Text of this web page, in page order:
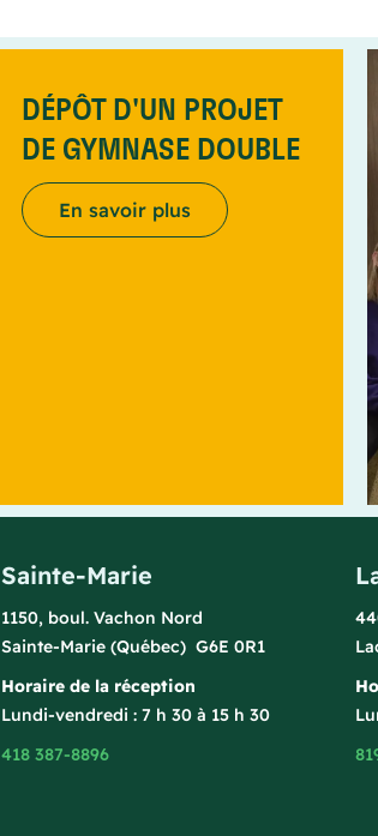
DÉPÔT D'UN PROJET
DE GYMNASE DOUBLE
En savoir plus
Sainte-Marie
1150, boul. Vachon Nord
Sainte-Marie (Québec) G6E 0R1
Horaire de la réception
Lundi-vendredi : 7 h 30 à 15 h 30
418 387-8896